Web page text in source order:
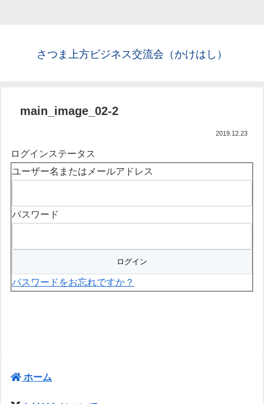
さつま上方ビジネス交流会（かけはし）
main_image_02-2
2019.12.23
ログインステータス
ユーザー名またはメールアドレス
パスワード
パスワードをお忘れですか？
ホーム